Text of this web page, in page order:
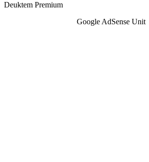
Deuktem Premium
Google AdSense Unit